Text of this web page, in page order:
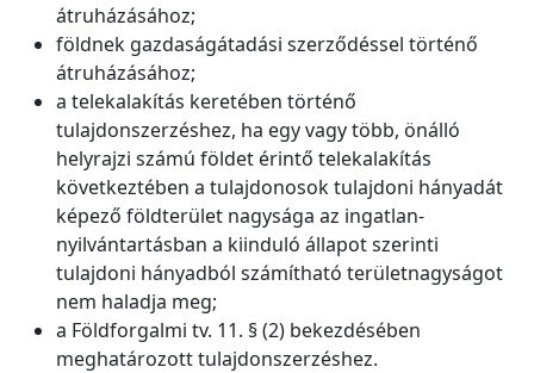
átruházásához;
földnek gazdaságátadási szerződéssel történő
átruházásához;
a telekalakítás keretében történő
tulajdonszerzéshez, ha egy vagy több, önálló
helyrajzi számú földet érintő telekalakítás
következtében a tulajdonosok tulajdoni hányadát
képező földterület nagysága az ingatlan-
nyilvántartásban a kiinduló állapot szerinti
tulajdoni hányadból számítható területnagyságot
nem haladja meg;
a Földforgalmi tv. 11. § (2) bekezdésében
meghatározott tulajdonszerzéshez.